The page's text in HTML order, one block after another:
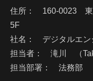
住所： 160-0023 東
5F
社名： デジタルエン
担当者： 滝川 （
担当部署： 法務部